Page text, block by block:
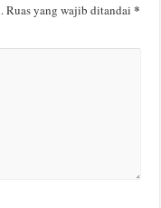
Ruas yang wajib ditandai*